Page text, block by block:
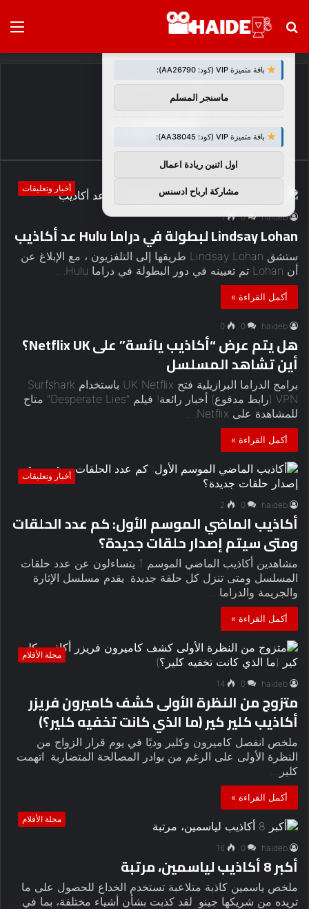
بحث
الرئيسية/أكاذيب
أكاذيب
أخبار وتعليقات
haideb
0
1
Lindsay Lohan لبطولة في دراما Hulu عد أكاذيب
ستشق Lindsay Lohan طريقها إلى التلفزيون ، مع الإبلاغ عن
أن Lohan تم تعيينه في دور البطولة في دراما Hulu…
أكمل القراءة »
haideb
0
0
هل يتم عرض “أكاذيب يائسة” على Netflix UK؟
أين تشاهد المسلسل
برامج الدراما البرازيلية فتح UK Netflix باستخدام Surfshark
VPN (رابط مدفوع) أخبار رائعة! فيلم “Desperate Lies” متاح
للمشاهدة على Netflix…
أكمل القراءة »
أخبار وتعليقات
haideb
0
2
أكاذيب الماضي الموسم الأول: كم عدد الحلقات
ومتى سيتم إصدار حلقات جديدة؟
مشاهدين أكاذيب الماضي الموسم 1 يتساءلون عن عدد حلقات
المسلسل ومتى تنزل كل حلقة جديدة. يقدم مسلسل الإثارة
والجريمة والدراما…
أكمل القراءة »
مجلة الأفلام
haideb
0
14
متزوج من النظرة الأولى كشف كاميرون فريزر
أكاذيب كلير كير (ما الذي كانت تخفيه كلير؟)
ملخص انفصل كاميرون وكلير وديًا في يوم قرار الزواج من
النظرة الأولى على الرغم من بوادر المصالحة المتضاربة. اتهمت
كلير…
أكمل القراءة »
مجلة الأفلام
haideb
0
16
أكبر 8 أكاذيب لياسمين، مرتبة
ملخص ياسمين كاذبة متلاعبة تستخدم الخداع للحصول على ما
تريده من شريكها جينو. لقد كذبت بشأن أشياء مختلفة، بما في…
توصيات :
باقة متميزة VIP (كود: AA26790):
ماسنجر المسلم
باقة متميزة VIP (كود: AA38045):
اول اثنين ريادة اعمال
مشاركة ارباح ادسنس